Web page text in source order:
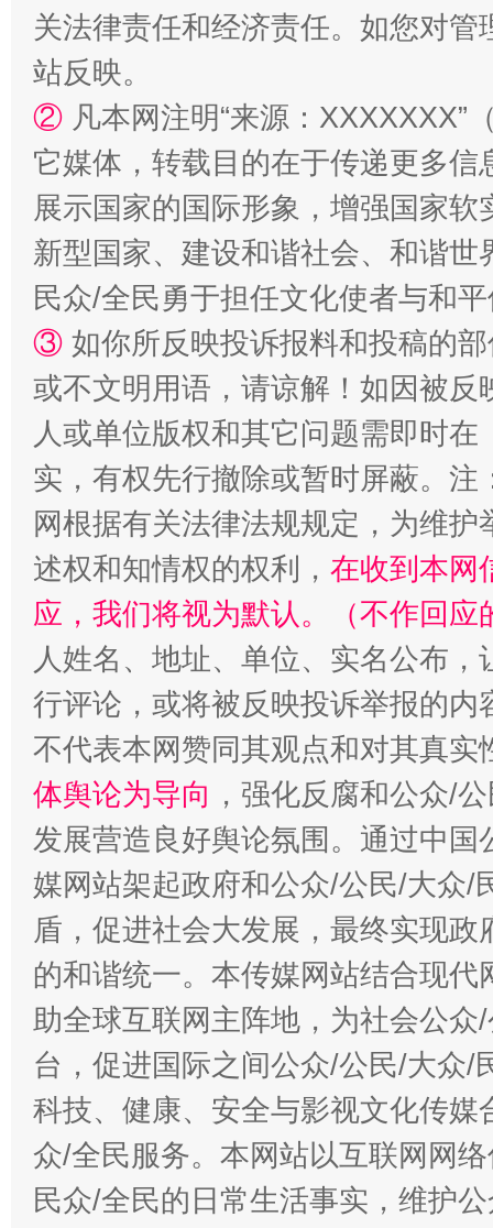
扯下公款旅游的“隐身衣” 如何以
“蜀中异人”王建安的艺术幻境
关法律责任和经济责任。如您对
站反映。
② 凡本网注明“来源：
它媒体，转载目的在于传递更多
展示国家的国际形象，增强国家
新型国家、建设和谐社会、和谐
民众/全民勇于担任文化使者与和
③ 如你所反映投诉报料和投稿的
或不文明用语，请谅解！如因被
人或单位版权和其它问题需即时在
实，有权先行撤除或暂时屏蔽。
网根据有关法律法规规定，为维
述权和知情权的权利， 在收到本网
应，我们将视为默认。（不作回应
人姓名、地址、单位、实名公布
行评论，或将被反映投诉举报的
不代表本网赞同其观点和对其真实
体舆论为导向 ，强化反腐和公众/
发展营造良好舆论氛围。通过中
媒网站架起政府和公众/公民/大众/
盾，促进社会大发展，最终实现
的和谐统一。本传媒网站结合现
助全球互联网主阵地，为社会公
台，促进国际之间公众/公民/大众/
科技、健康、安全与影视文化传
众/全民服务。本网站以互联网网
民众/全民的日常生活事实，维护